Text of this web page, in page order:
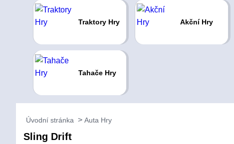
Traktory Hry Akční Hry
Tahače Hry
Úvodní stránka Auta Hry
Sling Drift